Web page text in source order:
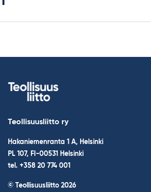
Teollisuusliitto ry
Hakaniemenranta 1 A, Helsinki
PL 107, FI-00531 Helsinki
tel. +358 20 774 001
© Teollisuusliitto 2026